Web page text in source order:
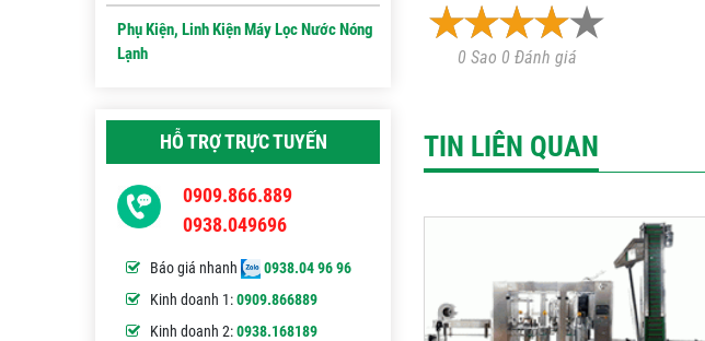
0 Sao 0 Đánh giá
TIN LIÊN QUAN
Phụ Kiện, Linh Kiện Máy Lọc Nước Nóng
Lạnh
HỖ TRỢ TRỰC TUYẾN
0909.866.889
0938.049696
Báo giá nhanh
0938.04 96 96
Kinh doanh 1:0909.866889
Kinh doanh 2:0938.168189